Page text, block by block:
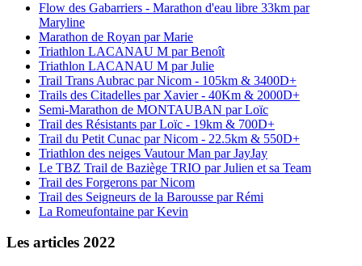
Flow des Gabarriers - Marathon d'eau libre 33km par
Maryline
Marathon de Royan par Marie
Triathlon LACANAU M par Benoît
Triathlon LACANAU M par Julie
Trail Trans Aubrac par Nicom - 105km & 3400D+
Trails des Citadelles par Xavier - 40Km & 2000D+
Semi-Marathon de MONTAUBAN par Loïc
Trail des Résistants par Loïc - 19km & 700D+
Trail du Petit Cunac par Nicom - 22.5km & 550D+
Triathlon des neiges Vautour Man par JayJay
Le TBZ Trail de Baziège TRIO par Julien et sa Team
Trail des Forgerons par Nicom
Trail des Seigneurs de la Barousse par Rémi
La Romeufontaine par Kevin
Les articles 2022